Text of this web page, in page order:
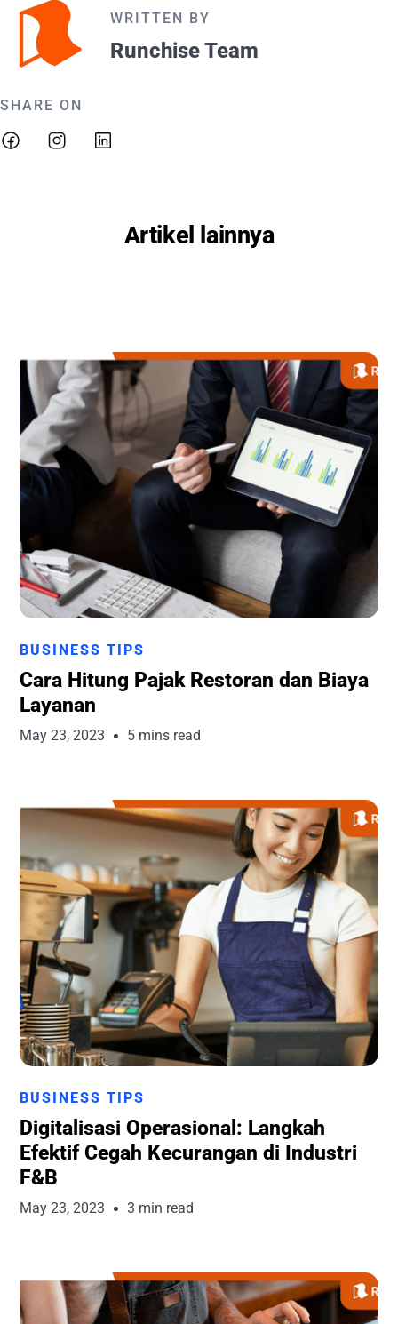
WRITTEN BY
Runchise Team
SHARE ON
Artikel lainnya
Runchise Team
BUSINESS TIPS
Cara Hitung Pajak Restoran dan Biaya
Layanan
May 23, 2023 5 mins read
Runchise Team
BUSINESS TIPS
Digitalisasi Operasional: Langkah
Efektif Cegah Kecurangan di Industri
F&B
May 23, 2023 3 min read